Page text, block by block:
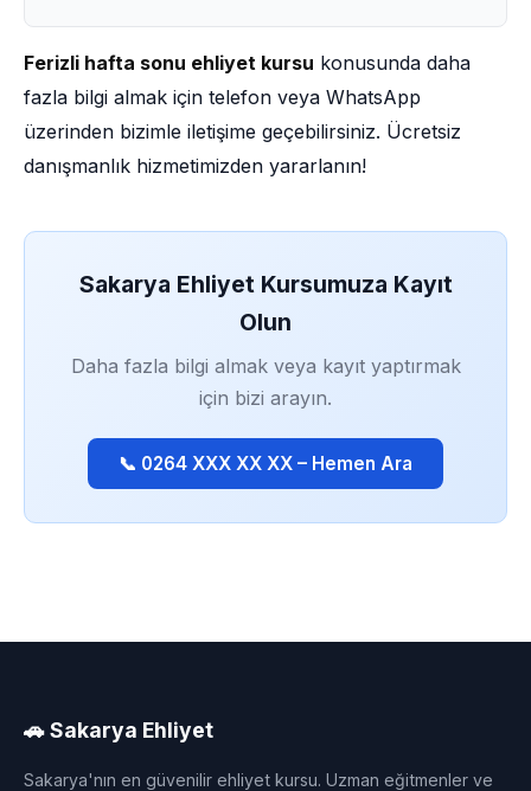
Ferizli hafta sonu ehliyet kursu konusunda daha
fazla bilgi almak için telefon veya WhatsApp
üzerinden bizimle iletişime geçebilirsiniz. Ücretsiz
danışmanlık hizmetimizden yararlanın!
Sakarya Ehliyet Kursumuza Kayıt
Olun
Daha fazla bilgi almak veya kayıt yaptırmak
için bizi arayın.
📞 0264 XXX XX XX – Hemen Ara
🚗 Sakarya Ehliyet
Sakarya'nın en güvenilir ehliyet kursu. Uzman eğitmenler ve